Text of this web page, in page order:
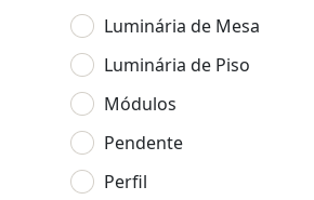
Luminária de Mesa
Luminária de Piso
Módulos
Pendente
Perfil